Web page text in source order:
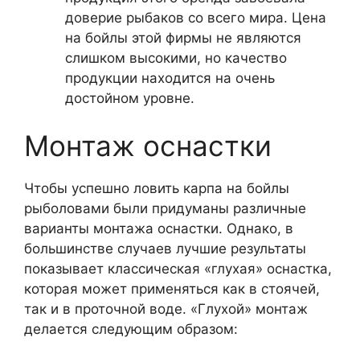
доверие рыбаков со всего мира. Цена
на бойлы этой фирмы не являются
слишком высокими, но качество
продукции находится на очень
достойном уровне.
Монтаж оснастки
Чтобы успешно ловить карпа на бойлы
рыболовами были придуманы различные
варианты монтажа оснастки. Однако, в
большинстве случаев лучшие результаты
показывает классическая «глухая» оснастка,
которая может применяться как в стоячей,
так и в проточной воде. «Глухой» монтаж
делается следующим образом: